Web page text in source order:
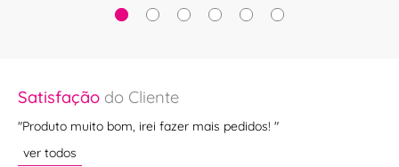
Satisfação do Cliente
"Produto muito bom, irei fazer mais pedidos! "
ver todos